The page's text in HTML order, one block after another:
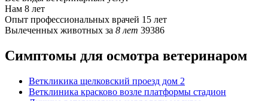
Нам 8 лет
Опыт профессиональных врачей 15 лет
Вылеченных животных за 8 лет 39386
Симптомы для осмотра ветеринаром
Веткликика щелковский проезд дом 2
Ветклиника красково возле платформы стадион